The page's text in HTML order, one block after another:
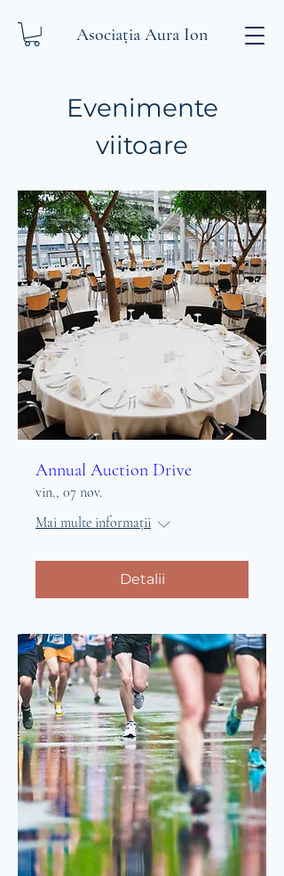
Asociația Aura Ion
Evenimente
viitoare
Annual Auction Drive
vin., 07 nov.
Mai multe informații
Detalii